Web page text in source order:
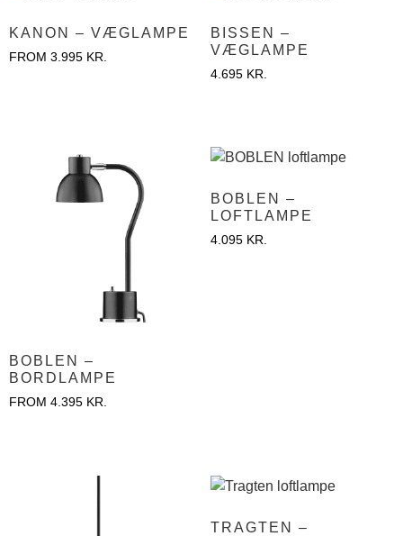
KANON – VÆGLAMPE
FROM 3.995 KR.
BISSEN –
VÆGLAMPE
4.695 KR.
BOBLEN –
BORDLAMPE
FROM 4.395 KR.
BOBLEN –
LOFTLAMPE
4.095 KR.
TRAGTEN –